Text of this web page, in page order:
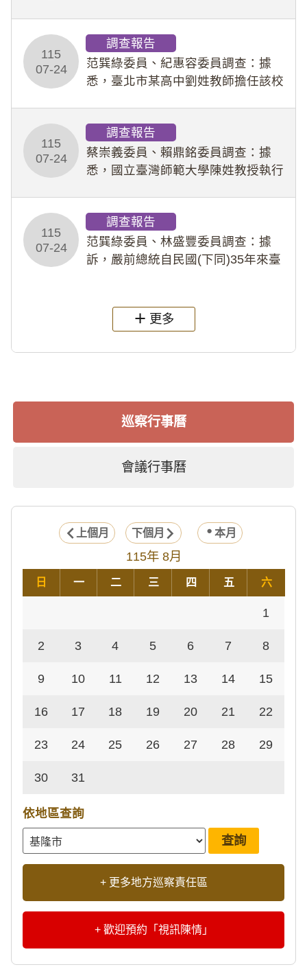
教羽球隊學生等行為，歷經該校校園
事件處理會議（下
115
07-24
調查報告
范巽綠委員、紀惠容委員調查：據
悉，臺北市某高中劉姓教師擔任該校
行拍攝特定樣態性影像並以手機傳送
劉師。該生因畏懼成
115
07-24
調查報告
蔡崇義委員、賴鼎銘委員調查：據
悉，國立臺灣師範大學陳姓教授執行
術倫理等情案調查報告。(115教調
31)
115
07-24
調查報告
范巽綠委員、林盛豐委員調查：據
訴，嚴前總統自民國(下同)35年來臺
過世後，總統府於89年間函請其家屬
繼續留住
更多
巡察行事曆
會議行事曆
上個月 下個月 本月
115年 8月
日 一 二 三 四 五 六
1
2 3 4 5 6 7 8
9 10 11 12 13 14 15
16 17 18 19 20 21 22
23 24 25 26 27 28 29
30 31
依地區查詢
+ 更多地方巡察責任區
+ 歡迎預約「視訊陳情」